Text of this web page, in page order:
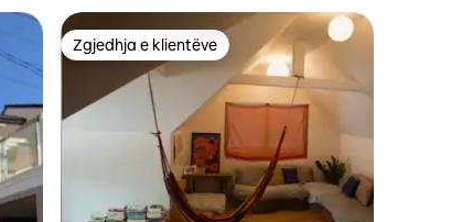
Zgjedhja e klientëve
Zgjedhja e klientëve